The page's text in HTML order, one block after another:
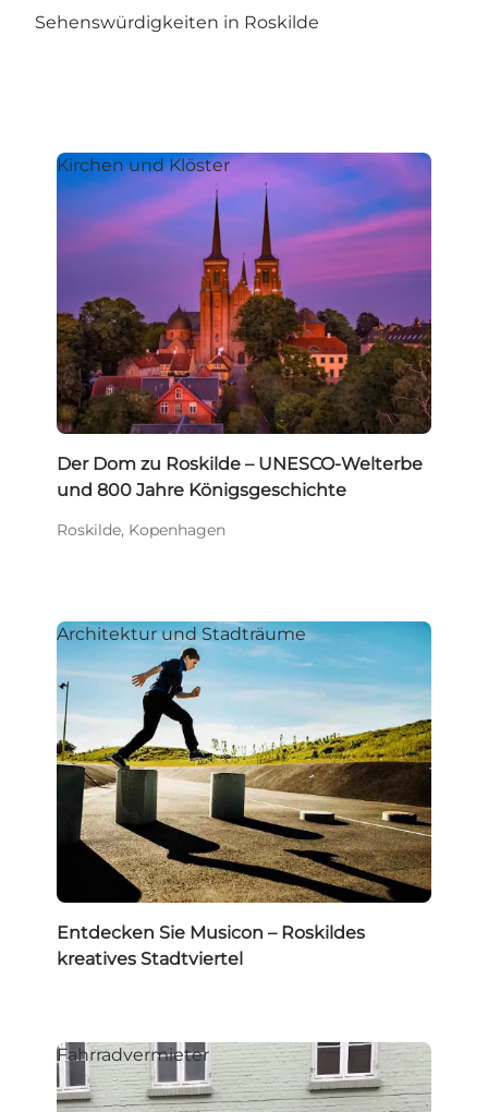
Sehenswürdigkeiten in Roskilde
Kirchen und Klöster
Der Dom zu Roskilde – UNESCO-Welterbe
und 800 Jahre Königsgeschichte
Roskilde, Kopenhagen
Architektur und Stadträume
Entdecken Sie Musicon – Roskildes
kreatives Stadtviertel
Fahrradvermieter